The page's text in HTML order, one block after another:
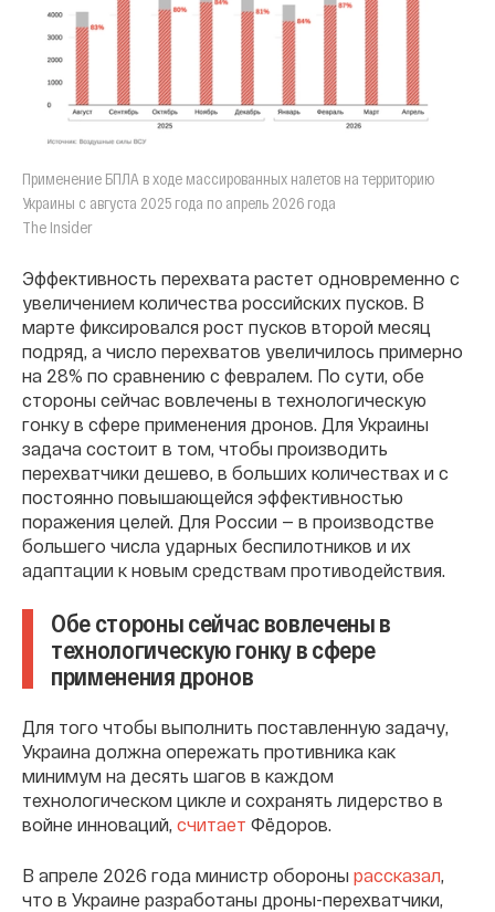
Применение БПЛА в ходе массированных налетов на территорию
Украины с августа 2025 года по апрель 2026 года
The Insider
Эффективность перехвата растет одновременно с
увеличением количества российских пусков. В
марте фиксировался рост пусков второй месяц
подряд, а число перехватов увеличилось примерно
на 28% по сравнению с февралем. По сути, обе
стороны сейчас вовлечены в технологическую
гонку в сфере применения дронов. Для Украины
задача состоит в том, чтобы производить
перехватчики дешево, в больших количествах и с
постоянно повышающейся эффективностью
поражения целей. Для России — в производстве
большего числа ударных беспилотников и их
адаптации к новым средствам противодействия.
Обе стороны сейчас вовлечены в
технологическую гонку в сфере
применения дронов
Для того чтобы выполнить поставленную задачу,
Украина должна опережать противника как
минимум на десять шагов в каждом
технологическом цикле и сохранять лидерство в
войне инноваций, считает Фёдоров.
В апреле 2026 года министр обороны рассказал,
что в Украине разработаны дроны-перехватчики,